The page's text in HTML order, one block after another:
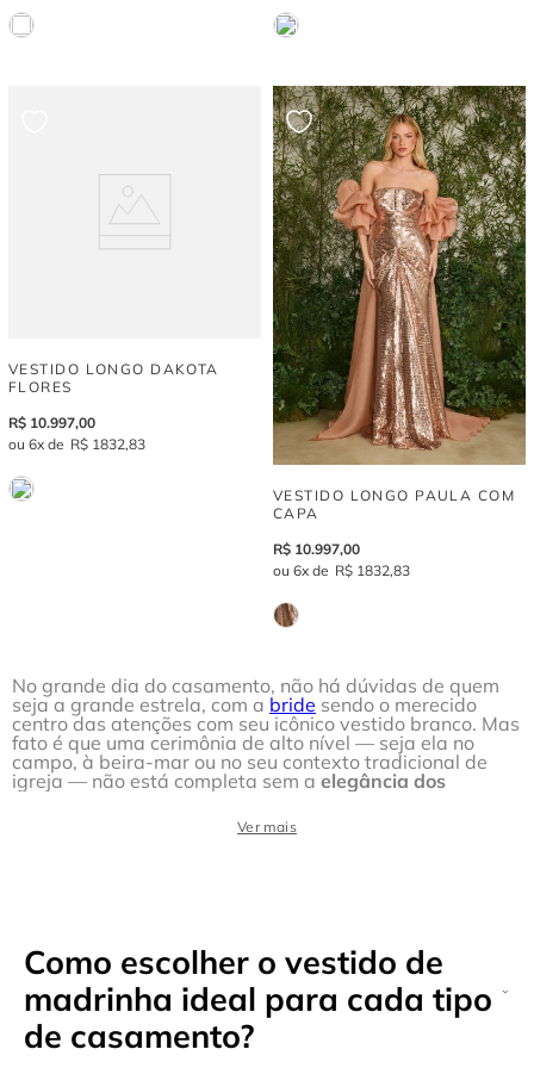
VESTIDO LONGO DAKOTA
FLORES
R$ 10.997,00
6
R$ 1832,83
VESTIDO LONGO PAULA COM
CAPA
R$ 10.997,00
6
R$ 1832,83
No grande dia do casamento, não há dúvidas de quem
seja a grande estrela, com a bride sendo o merecido
centro das atenções com seu icônico vestido branco. Mas
fato é que uma cerimônia de alto nível — seja ela no
campo, à beira-mar ou no seu contexto tradicional de
igreja — não está completa sem a elegância dos
Para garantir que você encontre os melhores vestidos de
madrinha do mercado — seja uma madrinha procurando
Vestido de madrinha:
compre na Agilità
Ver mais
Como escolher o vestido de
madrinha ideal para cada tipo
de casamento?